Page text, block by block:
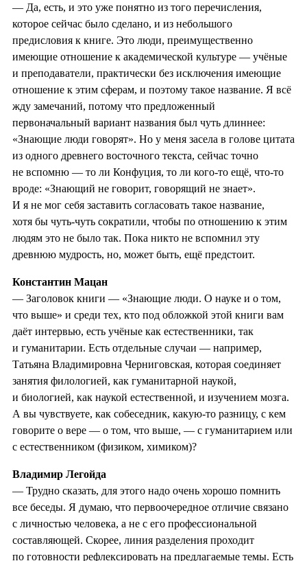
— Да, есть, и это уже понятно из того перечисления,
которое сейчас было сделано, и из небольшого
предисловия к книге. Это люди, преимущественно
имеющие отношение к академической культуре — учёные
и преподаватели, практически без исключения имеющие
отношение к этим сферам, и поэтому такое название. Я всё
жду замечаний, потому что предложенный
первоначальный вариант названия был чуть длиннее:
«Знающие люди говорят». Но у меня засела в голове цитата
из одного древнего восточного текста, сейчас точно
не вспомню — то ли Конфуция, то ли кого-то ещё, что-то
вроде: «Знающий не говорит, говорящий не знает».
И я не мог себя заставить согласовать такое название,
хотя бы чуть-чуть сократили, чтобы по отношению к этим
людям это не было так. Пока никто не вспомнил эту
древнюю мудрость, но, может быть, ещё предстоит.
Константин Мацан
— Заголовок книги — «Знающие люди. О науке и о том,
что выше» и среди тех, кто под обложкой этой книги вам
даёт интервью, есть учёные как естественники, так
и гуманитарии. Есть отдельные случаи — например,
Татьяна Владимировна Черниговская, которая соединяет
занятия филологией, как гуманитарной наукой,
и биологией, как наукой естественной, и изучением мозга.
А вы чувствуете, как собеседник, какую-то разницу, с кем
говорите о вере — о том, что выше, — с гуманитарием или
с естественником (физиком, химиком)?
Владимир Легойда
— Трудно сказать, для этого надо очень хорошо помнить
все беседы. Я думаю, что первоочередное отличие связано
с личностью человека, а не с его профессиональной
составляющей. Скорее, линия разделения проходит
по готовности рефлексировать на предлагаемые темы. Есть